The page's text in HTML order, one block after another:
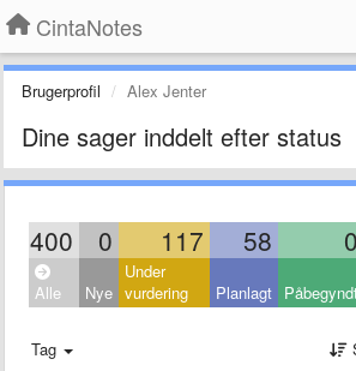
CintaNotes
Brugerprofil Alex Jenter
Dine sager inddelt efter status
400 0 117 58 0
Alle Nye
Under
vurdering
Planlagt
Tag